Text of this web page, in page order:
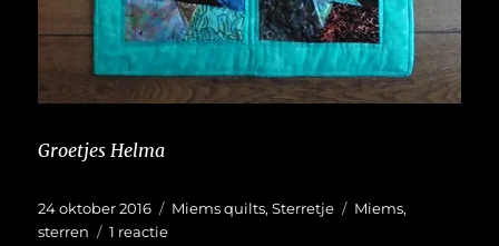
Groetjes Helma
Geplaatst
op
24 oktober 2016 Categorieën
Miems quilts,Sterretje Tags
Miems,
sterren
1 reactieop